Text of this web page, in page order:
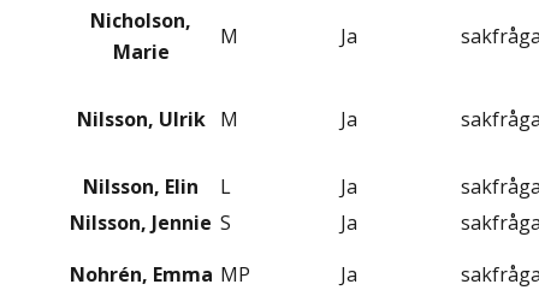
Nicholson,
Marie
M Ja
Nilsson, Ulrik M Ja
Nilsson, Elin L Ja
Nilsson, Jennie S Ja
Nohrén, Emma MP Ja